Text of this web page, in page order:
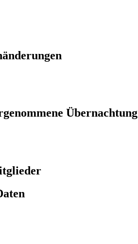
Übernachtung